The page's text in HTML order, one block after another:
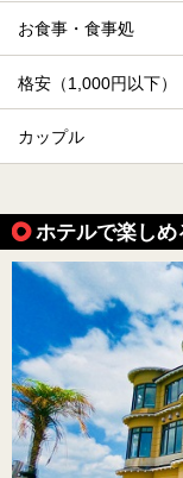
お食事・食事処
格安（1,000円以下）
カップル
ホテルで楽しめ